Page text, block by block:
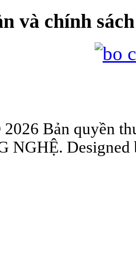
và chính sách
Bản quyền
NGHỆ.